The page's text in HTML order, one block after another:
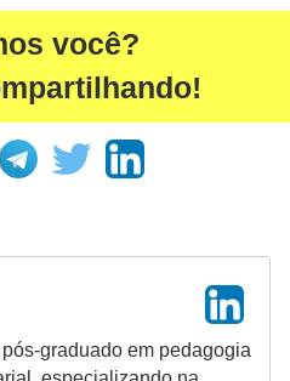
você?
graduado em pedagogia